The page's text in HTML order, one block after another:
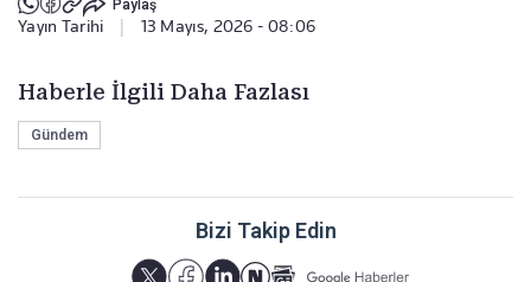
Paylaş
Yayın Tarihi 13 Mayıs, 2026 - 08:06
Haberle İlgili Daha Fazlası
Gündem
Bizi Takip Edin